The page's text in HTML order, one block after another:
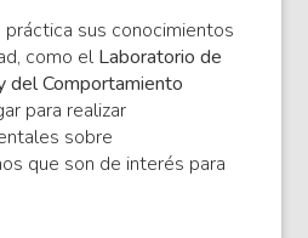
práctica sus conocimientos
como el Laboratorio de
del Comportamiento
para realizar
sobre
que son de interés para